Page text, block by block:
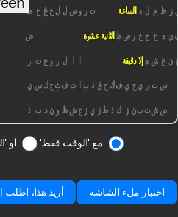
مع 'الوقت فقط' أو
اختبار ملء الشاشة أريد هذا، اطلب